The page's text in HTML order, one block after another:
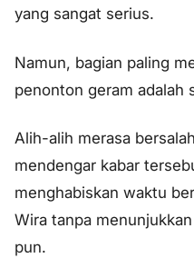
yang sangat serius.
Namun, bagian paling
penonton geram adalah
Alih-alih merasa
mendengar kabar
menghabiskan waktu
Wira tanpa
pun.